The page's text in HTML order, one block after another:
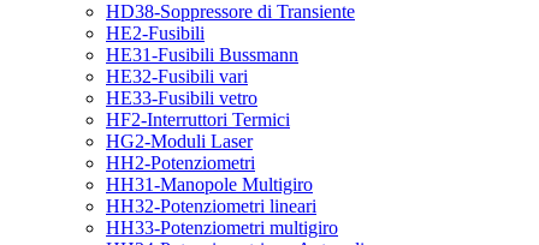
HD38-Soppressore di Transiente
HE2-Fusibili
HE31-Fusibili Bussmann
HE32-Fusibili vari
HE33-Fusibili vetro
HF2-Interruttori Termici
HG2-Moduli Laser
HH2-Potenziometri
HH31-Manopole Multigiro
HH32-Potenziometri lineari
HH33-Potenziometri multigiro